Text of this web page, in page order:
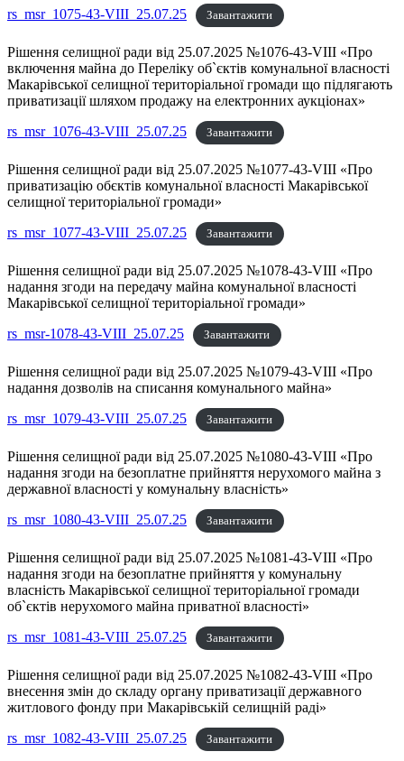
rs_msr_1075-43-VIII_25.07.25
Завантажити
Рішення селищної ради від 25.07.2025 №1076-43-VIII «Про
включення майна до Переліку об`єктів комунальної власності
Макарівської селищної територіальної громади що підлягають
приватизації шляхом продажу на електронних аукціонах»
rs_msr_1076-43-VIII_25.07.25
Завантажити
Рішення селищної ради від 25.07.2025 №1077-43-VIII «Про
приватизацію обєктів комунальної власності Макарівської
селищної територіальної громади»
rs_msr_1077-43-VIII_25.07.25
Завантажити
Рішення селищної ради від 25.07.2025 №1078-43-VIII «Про
надання згоди на передачу майна комунальної власності
Макарівської селищної територіальної громади»
rs_msr-1078-43-VIII_25.07.25
Завантажити
Рішення селищної ради від 25.07.2025 №1079-43-VIII «Про
надання дозволів на списання комунального майна»
rs_msr_1079-43-VIII_25.07.25
Завантажити
Рішення селищної ради від 25.07.2025 №1080-43-VIII «Про
надання згоди на безоплатне прийняття нерухомого майна з
державної власності у комунальну власність»
rs_msr_1080-43-VIII_25.07.25
Завантажити
Рішення селищної ради від 25.07.2025 №1081-43-VIII «Про
надання згоди на безоплатне прийняття у комунальну
власність Макарівської селищної територіальної громади
об`єктів нерухомого майна приватної власності»
rs_msr_1081-43-VIII_25.07.25
Завантажити
Рішення селищної ради від 25.07.2025 №1082-43-VIII «Про
внесення змін до складу органу приватизації державного
житлового фонду при Макарівській селищній раді»
rs_msr_1082-43-VIII_25.07.25
Завантажити